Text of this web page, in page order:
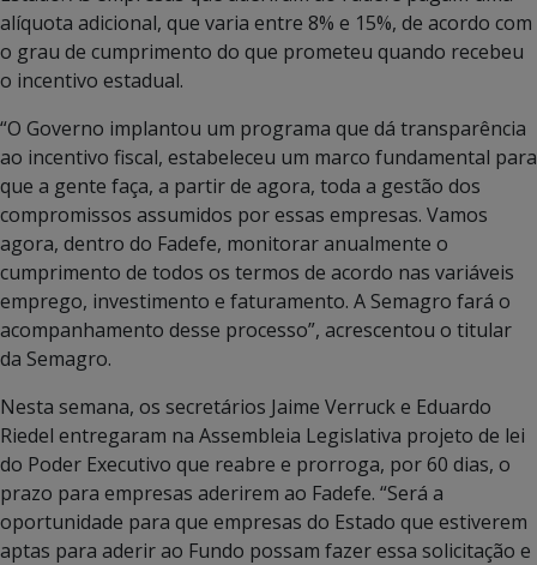
alíquota adicional, que varia entre 8% e 15%, de acordo com
o grau de cumprimento do que prometeu quando recebeu
o incentivo estadual.
“O Governo implantou um programa que dá transparência
ao incentivo fiscal, estabeleceu um marco fundamental para
que a gente faça, a partir de agora, toda a gestão dos
compromissos assumidos por essas empresas. Vamos
agora, dentro do Fadefe, monitorar anualmente o
cumprimento de todos os termos de acordo nas variáveis
emprego, investimento e faturamento. A Semagro fará o
acompanhamento desse processo”, acrescentou o titular
da Semagro.
Nesta semana, os secretários Jaime Verruck e Eduardo
Riedel entregaram na Assembleia Legislativa projeto de lei
do Poder Executivo que reabre e prorroga, por 60 dias, o
prazo para empresas aderirem ao Fadefe. “Será a
oportunidade para que empresas do Estado que estiverem
aptas para aderir ao Fundo possam fazer essa solicitação e